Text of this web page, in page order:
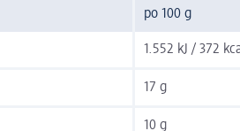
po 100 g
1.552 kJ / 372
17 g
10 g